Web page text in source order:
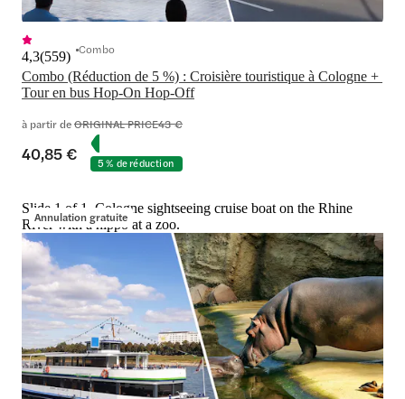
Combo (Réduction de 5 %) : Croisière touristique à Cologne +
Tour en bus Hop-On Hop-Off
4,3(559) Combo
à partir deORIGINAL PRICE43 €
40,85 € 5 % de réduction
Annulation gratuite
Slide 1 of 1, Cologne sightseeing cruise boat on the Rhine
River with a hippo at a zoo.